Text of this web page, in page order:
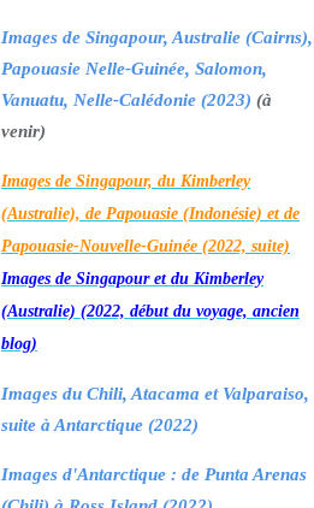
Images de Singapour, Australie (Cairns),
Papouasie Nelle-Guinée, Salomon,
Vanuatu, Nelle-Calédonie (2023) (à
venir)
Images de Singapour, du Kimberley
(Australie), de Papouasie (Indonésie) et de
Papouasie-Nouvelle-Guinée (2022, suite)
Images de Singapour et du Kimberley
(Australie) (2022, début du voyage, ancien
blog)
Images du Chili, Atacama et Valparaiso,
suite à Antarctique (2022)
Images d'Antarctique : de Punta Arenas